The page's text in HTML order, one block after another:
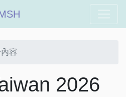
容
2026